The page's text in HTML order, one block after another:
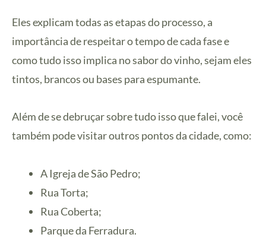
Eles explicam todas as etapas do processo, a
importância de respeitar o tempo de cada fase e
como tudo isso implica no sabor do vinho, sejam eles
tintos, brancos ou bases para espumante.
Além de se debruçar sobre tudo isso que falei, você
também pode visitar outros pontos da cidade, como:
A Igreja de São Pedro;
Rua Torta;
Rua Coberta;
Parque da Ferradura.